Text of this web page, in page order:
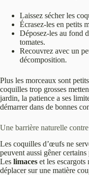
Laissez sécher les
Écrasez-les en petits
Déposez-les au fond
tomates.
Recouvrez avec un
décomposition.
Plus les morceaux sont
coquilles trop grosses
jardin, la patience a ses
démarrer dans de bonnes
Une barrière naturelle
Les coquilles d’œufs ne
peuvent aussi gêner
Les limaces et les escargots
déplacer sur une matière